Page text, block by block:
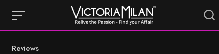
content
Category
Reviews